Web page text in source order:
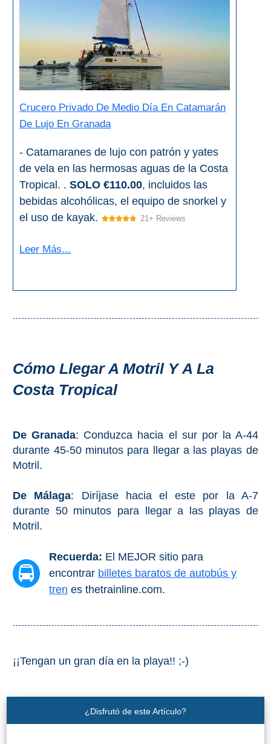
Crucero Privado De Medio Día En Catamarán
De Lujo En Granada
- Catamaranes de lujo con patrón y yates
de vela en las hermosas aguas de la Costa
Tropical. .SOLO €110.00, incluidos las
bebidas alcohólicas, el equipo de snorkel y
el uso de kayak.
21+ Reviews
Leer Más...
Cómo Llegar A Motril Y A La
Costa Tropical
De Granada: Conduzca hacia el sur por la A-44
durante 45-50 minutos para llegar a las playas de
Motril.
De Málaga: Diríjase hacia el este por la A-7
durante 50 minutos para llegar a las playas de
Motril.
Recuerda: El MEJOR sitio para
encontrar billetes baratos de autobús y
tren es thetrainline.com.
¡¡Tengan un gran día en la playa!! ;-)
¿Disfrutó de este Artículo?